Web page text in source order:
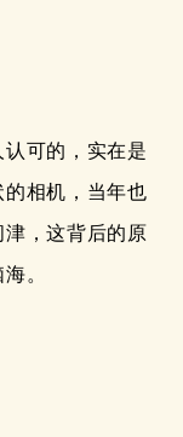
可的，实在是
相机，当年也
，这背后的原
。